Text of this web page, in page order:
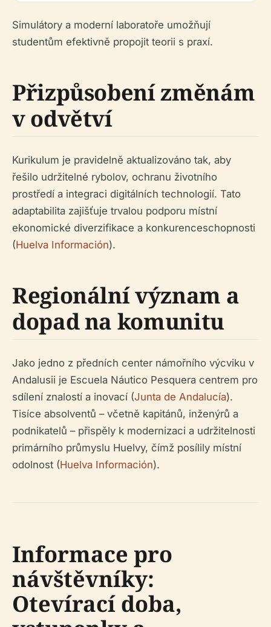
Simulátory a moderní laboratoře umožňují
studentům efektivně propojit teorii s praxí.
Přizpůsobení změnám
v odvětví
Kurikulum je pravidelně aktualizováno tak, aby
řešilo udržitelné rybolov, ochranu životního
prostředí a integraci digitálních technologií. Tato
adaptabilita zajišťuje trvalou podporu místní
ekonomické diverzifikace a konkurenceschopnosti
(Huelva Información).
Regionální význam a
dopad na komunitu
Jako jedno z předních center námořního výcviku v
Andalusii je Escuela Náutico Pesquera centrem pro
sdílení znalostí a inovací (Junta de Andalucía).
Tisíce absolventů – včetně kapitánů, inženýrů a
podnikatelů – přispěly k modernizaci a udržitelnosti
primárního průmyslu Huelvy, čímž posílily místní
odolnost (Huelva Información).
Informace pro
návštěvníky:
Otevírací doba,